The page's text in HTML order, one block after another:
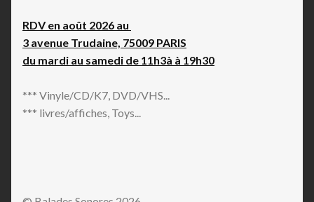
RDV en août 2026 au
3 avenue Trudaine, 75009 PARIS
du mardi au samedi de 11h3à à 19h30
*** Vinyle/CD/K7, DVD/VHS...
*** livres/affiches, Toys...